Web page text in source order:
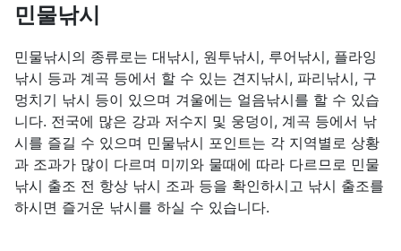
민물낚시
민물낚시의 종류로는 대낚시, 원투낚시, 루어낚시, 플라잉
낚시 등과 계곡 등에서 할 수 있는 견지낚시, 파리낚시, 구
멍치기 낚시 등이 있으며 겨울에는 얼음낚시를 할 수 있습
니다. 전국에 많은 강과 저수지 및 웅덩이, 계곡 등에서 낚
시를 즐길 수 있으며 민물낚시 포인트는 각 지역별로 상황
과 조과가 많이 다르며 미끼와 물때에 따라 다르므로 민물
낚시 출조 전 항상 낚시 조과 등을 확인하시고 낚시 출조를
하시면 즐거운 낚시를 하실 수 있습니다.